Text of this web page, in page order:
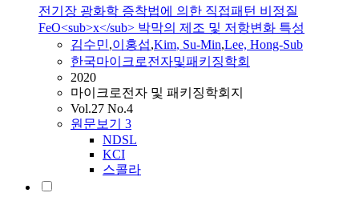
전기장 광화학 증착법에 의한 직접패턴 비정질
FeO<sub>x</sub> 박막의 제조 및 저항변화 특성
김수민,이홍섭,Kim, Su-Min,Lee, Hong-Sub
한국마이크로전자및패키징학회
2020
마이크로전자 및 패키징학회지
Vol.27 No.4
원문보기 3
NDSL
KCI
스콜라